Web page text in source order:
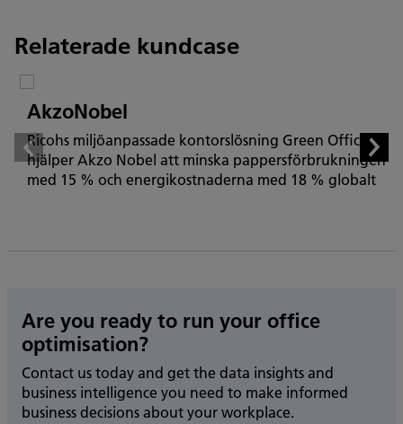
Relaterade kundcase
AkzoNobel
Ricohs miljöanpassade kontorslösning Green Office
hjälper Akzo Nobel att minska pappersförbrukningen
med 15 % och energikostnaderna med 18 % globalt
Are you ready to run your office
optimisation?
Contact us today and get the data insights and
business intelligence you need to make informed
business decisions about your workplace.